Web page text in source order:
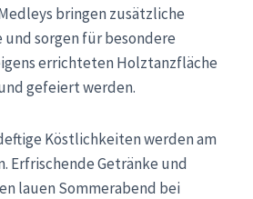
bringen zusätzliche
und sorgen für besondere
errichteten Holztanzfläche
gefeiert werden.
Köstlichkeiten werden am
Erfrischende Getränke und
lauen Sommerabend bei